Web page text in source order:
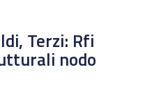
Terzi: Rfi
nodo